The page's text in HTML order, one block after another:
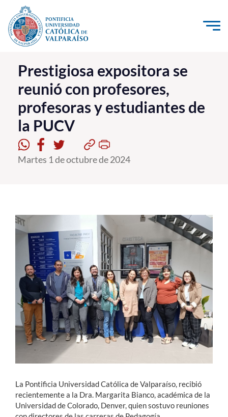
Click acá para ir directamente al contenido
La Universidad
Investigación, Creación e Innovación
PUCV Internacional
Vinculación con el Medio
Admisión
Formación Continua
Estudiantes
Académicos
Funcionarios
Alumni
Prestigiosa expositora se
reunió con profesores,
profesoras y estudiantes de
la PUCV
Martes 1 de octubre de 2024
La Pontificia Universidad Católica de Valparaíso, recibió
recientemente a la Dra. Margarita Bianco, académica de la
Universidad de Colorado, Denver, quien sostuvo reuniones